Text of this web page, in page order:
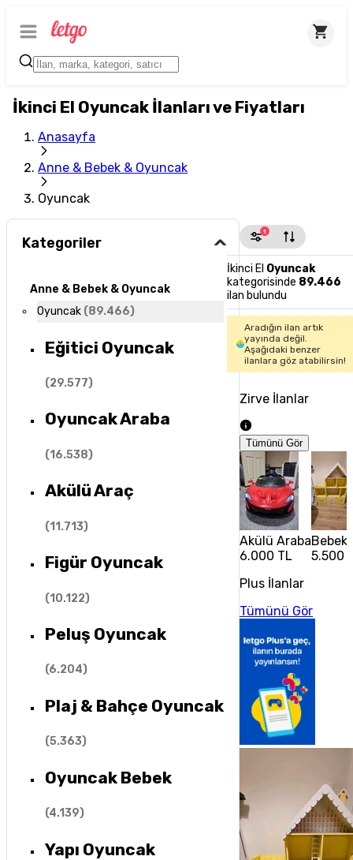
İkinci El Oyuncak İlanları ve Fiyatları
Anasayfa
Anne & Bebek & Oyuncak
Oyuncak
Kategoriler
Anne & Bebek & Oyuncak
Oyuncak (89.466)
Eğitici Oyuncak
(29.577)
Oyuncak Araba
(16.538)
Akülü Araç
(11.713)
Figür Oyuncak
(10.122)
Peluş Oyuncak
(6.204)
Plaj & Bahçe Oyuncak
(5.363)
Oyuncak Bebek
(4.139)
Yapı Oyuncak
1
İkinci El Oyuncak
kategorisinde 89.466
ilan bulundu
Aradığın ilan artık
yayında değil.
Aşağıdaki benzer
ilanlara göz atabilirsin!
Zirve İlanlar
Tümünü Gör
Akülü Araba
6.000 TL
Bebek
5.500
Plus İlanlar
Tümünü Gör